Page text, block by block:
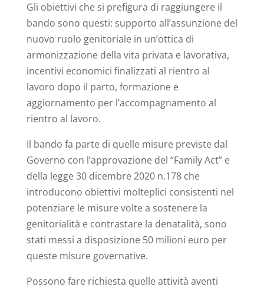
Gli obiettivi che si prefigura di raggiungere il
bando sono questi: supporto all’assunzione del
nuovo ruolo genitoriale in un’ottica di
armonizzazione della vita privata e lavorativa,
incentivi economici finalizzati al rientro al
lavoro dopo il parto, formazione e
aggiornamento per l’accompagnamento al
rientro al lavoro.
Il bando fa parte di quelle misure previste dal
Governo con l’approvazione del “Family Act” e
della legge 30 dicembre 2020 n.178 che
introducono obiettivi molteplici consistenti nel
potenziare le misure volte a sostenere la
genitorialità e contrastare la denatalità, sono
stati messi a disposizione 50 milioni euro per
queste misure governative.
Possono fare richiesta quelle attività aventi